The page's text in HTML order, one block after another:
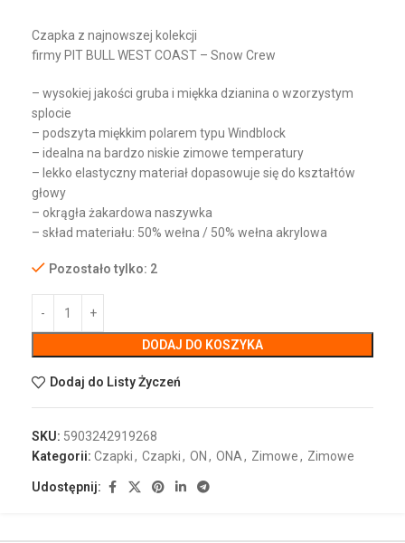
Czapka z najnowszej kolekcji
firmy PIT BULL WESTCOAST – Snow Crew
– wysokiej jakości gruba i miękka dzianina o wzorzystym
splocie
– podszyta miękkim polarem typu Windblock
– idealna na bardzo niskie zimowe temperatury
– lekko elastyczny materiał dopasowuje się do kształtów
głowy
– okrągła żakardowa naszywka
– skład materiału: 50% wełna / 50% wełna akrylowa
Pozostało tylko: 2
DODAJ DO KOSZYKA
Dodaj do Listy Życzeń
SKU: 5903242919268
Kategorii: Czapki, Czapki, ON , ONA, Zimowe, Zimowe
Udostępnij: